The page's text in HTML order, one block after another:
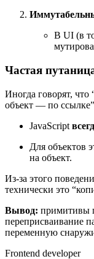
В UI (в
Частая
Иногда говорят, что
объект — по
JavaScript
Для объектов
на объект.
Из-за этого
технически это
Вывод: примитивы
переприсваивание
переменную
Frontend developer